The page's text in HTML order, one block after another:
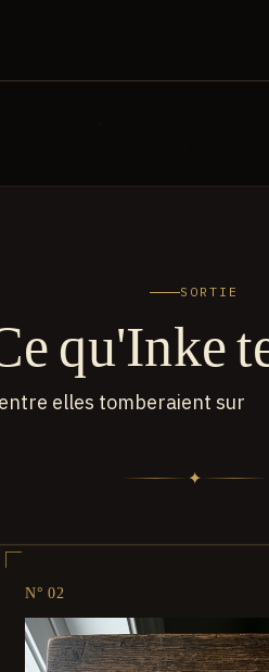
SORTIE
qu'Inke
elles tomberaient sur
✦
N° 02